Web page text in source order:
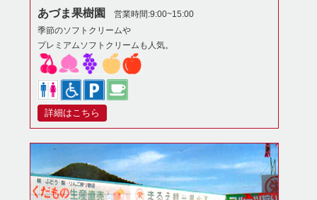
あづま果樹園
営業時間:9:00~15:00
季節のソフトクリームや
プレミアムソフトクリームも人気。
詳細はこちら